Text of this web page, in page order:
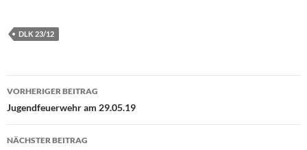
DLK 23/12
Beitragsnavigation
VORHERIGER BEITRAG
Jugendfeuerwehr am 29.05.19
NÄCHSTER BEITRAG